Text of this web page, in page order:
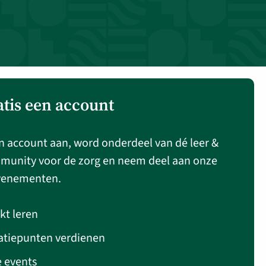
een account
account aan, word onderdeel van dé leer &
voor de zorg en neem deel aan onze
leren
verdienen
events